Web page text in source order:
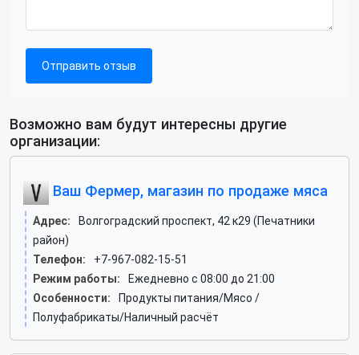
Отправить отзыв
Возможно вам будут интересны другие
организации:
Ваш Фермер, магазин по продаже мяса
Адрес:
Волгоградский проспект, 42 к29 (Печатники
район)
Телефон:
+7-967-082-15-51
Режим работы:
Ежедневно с 08:00 до 21:00
Особенности:
Продукты питания/Мясо /
Полуфабрикаты/Наличный расчёт